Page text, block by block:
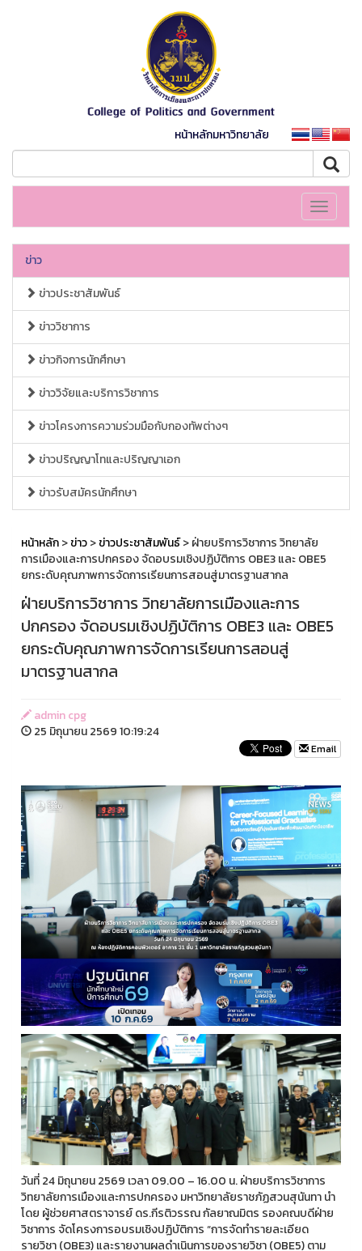
หน้าหลักมหาวิทยาลัย
Toggle
ข่าว
ข่าวประชาสัมพันธ์
ข่าววิชาการ
ข่าวกิจการนักศึกษา
ข่าววิจัยและบริการวิชาการ
ข่าวโครงการความร่วมมือกับกองทัพต่างๆ
ข่าวปริญญาโทและปริญญาเอก
ข่าวรับสมัครนักศึกษา
หน้าหลัก>ข่าว>ข่าวประชาสัมพันธ์> ฝ่ายบริการวิชาการ วิทยาลัย
การเมืองและการปกครอง จัดอบรมเชิงปฏิบัติการ OBE3 และ OBE5
ยกระดับคุณภาพการจัดการเรียนการสอนสู่มาตรฐานสากล
ฝ่ายบริการวิชาการ วิทยาลัยการเมืองและการ
ปกครอง จัดอบรมเชิงปฏิบัติการ OBE3 และ OBE5
ยกระดับคุณภาพการจัดการเรียนการสอนสู่
มาตรฐานสากล
admin cpg
25 มิถุนายน 2569 10:19:24
Email
วันที่ 24 มิถุนายน 2569 เวลา 09.00 – 16.00 น. ฝ่ายบริการวิชาการ
วิทยาลัยการเมืองและการปกครอง มหาวิทยาลัยราชภัฏสวนสุนันทา นำ
โดย ผู้ช่วยศาสตราจารย์ ดร.กีรติวรรณ กัลยาณมิตร รองคณบดีฝ่าย
วิชาการ จัดโครงการอบรมเชิงปฏิบัติการ “การจัดทำรายละเอียด
รายวิชา (OBE3) และรายงานผลดำเนินการของรายวิชา (OBE5) ตาม